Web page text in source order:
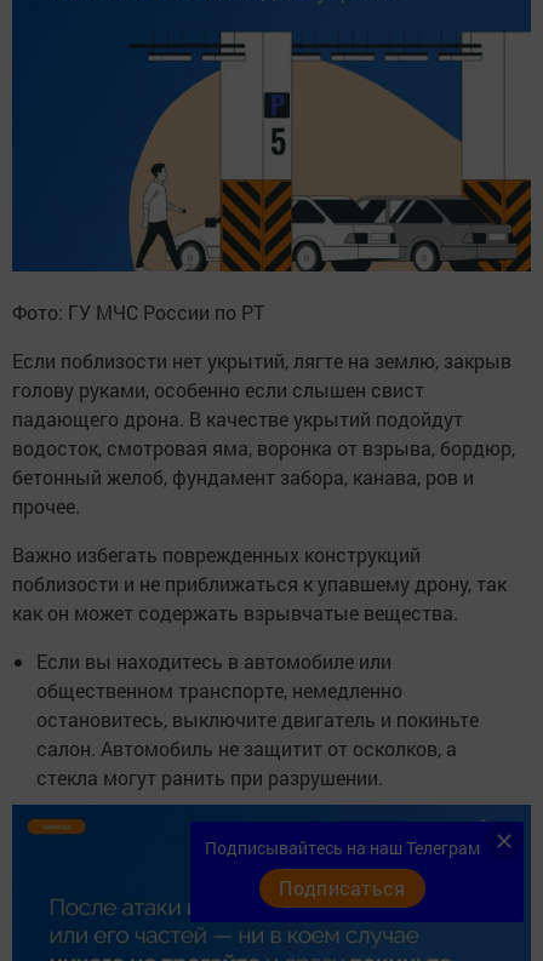
Фото: ГУ МЧС России по РТ
Если поблизости нет укрытий, лягте на землю, закрыв
голову руками, особенно если слышен свист
падающего дрона. В качестве укрытий подойдут
водосток, смотровая яма, воронка от взрыва, бордюр,
бетонный желоб, фундамент забора, канава, ров и
прочее.
Важно избегать поврежденных конструкций
поблизости и не приближаться к упавшему дрону, так
как он может содержать взрывчатые вещества.
Если вы находитесь в автомобиле или
общественном транспорте, немедленно
остановитесь, выключите двигатель и покиньте
салон. Автомобиль не защитит от осколков, а
стекла могут ранить при разрушении.
Подписывайтесь на наш Телеграм
Подписаться